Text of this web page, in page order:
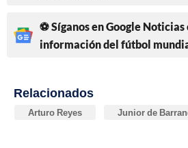
⚽ Síganos en Google
información del fútbol
Relacionados
Arturo Reyes Junior de